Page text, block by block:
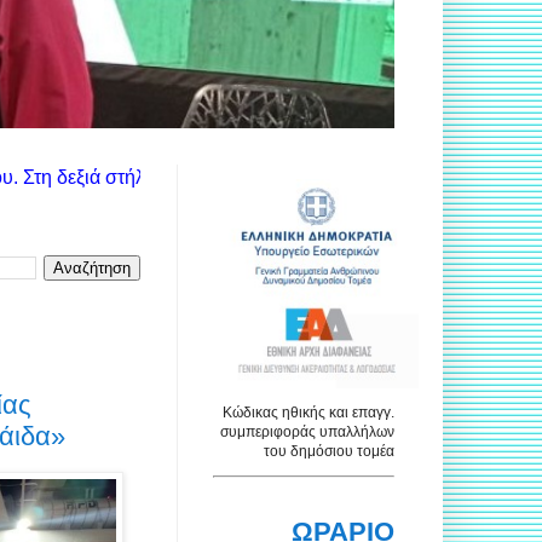
τις ανακοινώσεις των αντίστοιχων υπηρεσιών.
Κώδικας ηθικής και επαγγ.
συμπεριφοράς υπαλλήλων
του δημόσιου τομέα
ΩΡΑΡΙΟ